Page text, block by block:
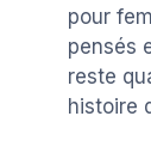
pour
pensés
reste
histoire